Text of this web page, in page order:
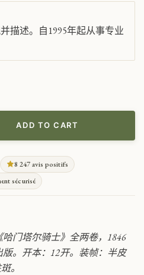
描述。自1995年起从事专业
ADD TO CART
8 247 avis positifs
sécurisé
门塔尔骑士》全两卷，1846
。开本：12开。装帧：半皮
。